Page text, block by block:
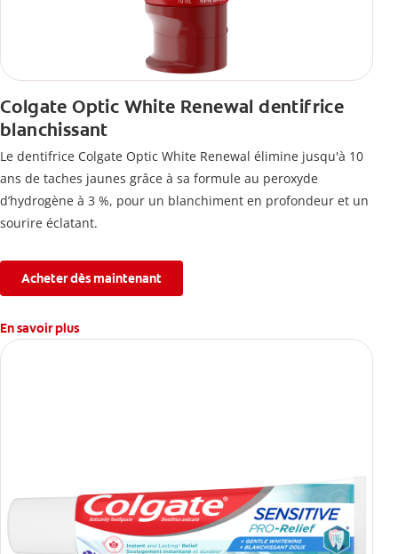
Colgate Optic White Renewal dentifrice
blanchissant
Le dentifrice Colgate Optic White Renewal élimine jusqu'à 10
ans de taches jaunes grâce à sa formule au peroxyde
d’hydrogène à 3 %, pour un blanchiment en profondeur et un
sourire éclatant.
Acheter dès maintenant
En savoir plus